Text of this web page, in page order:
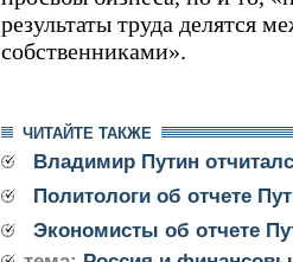
результаты труда делятся
собственниками».
ЧИТАЙТЕ ТАКЖЕ
Владимир Путин
Политологи об отчете
Экономисты об отчете